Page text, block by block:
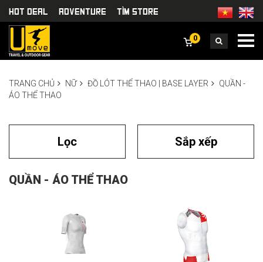
HOT DEAL Adventure TÌm Store
0
TRANG CHỦ NỮ ĐỒ LÓT THỂ THAO | BASE LAYER
QUẦN -
ÁO THỂ THAO
Lọc Sắp xếp
QUẦN - ÁO THỂ THAO